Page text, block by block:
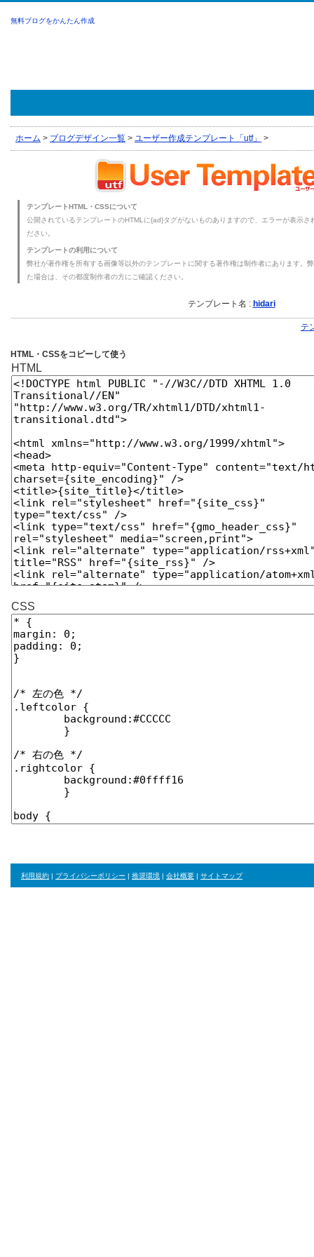
無料ブログをかんたん作成
ホーム > ブログデザイン一覧 > ユーザー作成テンプレート「utf」 >
テンプレートHTML・CSSについて
公開されているテンプレートのHTMLに{ad}タグがないものありますので、エラーが表示
ださい。
テンプレートの利用について
弊社が著作権を所有する画像等以外のテンプレートに関する著作権は制作者にあります。
た場合は、その都度制作者の方にご確認ください。
テンプレート名 : hidari
テ
HTML・CSSをコピーして使う
HTML
CSS
利用規約 | プライバシーポリシー | 推奨環境 | 会社概要 | サイトマップ